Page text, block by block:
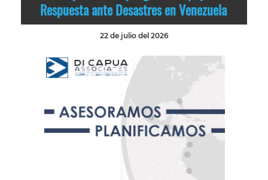
Respuesta ante Desastres en Venezuela
22 de julio del 2026